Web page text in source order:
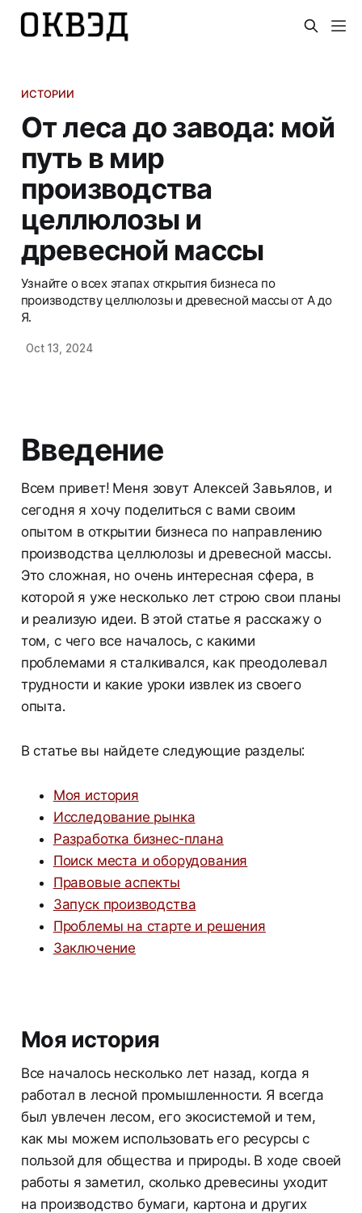
ИСТОРИИ
От леса до завода: мой
путь в мир
производства
целлюлозы и
древесной массы
Узнайте о всех этапах открытия бизнеса по
производству целлюлозы и древесной массы от А до
Я.
Oct 13, 2024
Введение
Всем привет! Меня зовут Алексей Завьялов, и
сегодня я хочу поделиться с вами своим
опытом в открытии бизнеса по направлению
производства целлюлозы и древесной массы.
Это сложная, но очень интересная сфера, в
которой я уже несколько лет строю свои планы
и реализую идеи. В этой статье я расскажу о
том, с чего все началось, с какими
проблемами я сталкивался, как преодолевал
трудности и какие уроки извлек из своего
опыта.
В статье вы найдете следующие разделы:
Моя история
Исследование рынка
Разработка бизнес-плана
Поиск места и оборудования
Правовые аспекты
Запуск производства
Проблемы на старте и решения
Заключение
Моя история
Все началось несколько лет назад, когда я
работал в лесной промышленности. Я всегда
был увлечен лесом, его экосистемой и тем,
как мы можем использовать его ресурсы с
пользой для общества и природы. В ходе своей
работы я заметил, сколько древесины уходит
на производство бумаги, картона и других